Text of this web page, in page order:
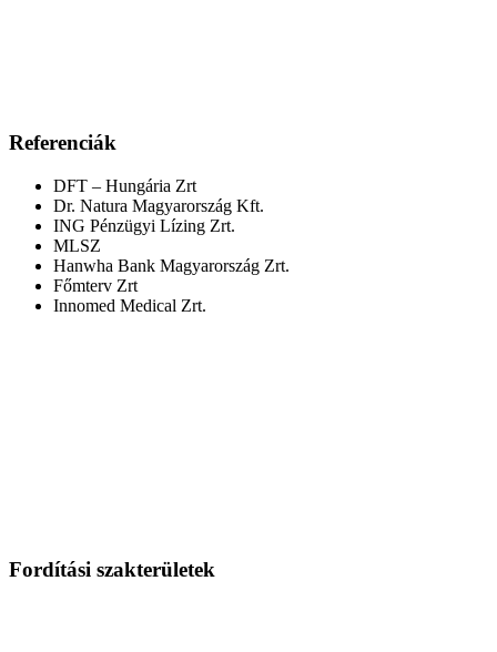
Referenciák
DFT – Hungária Zrt
Dr. Natura Magyarország Kft.
ING Pénzügyi Lízing Zrt.
MLSZ
Hanwha Bank Magyarország Zrt.
Főmterv Zrt
Innomed Medical Zrt.
Fordítási szakterületek